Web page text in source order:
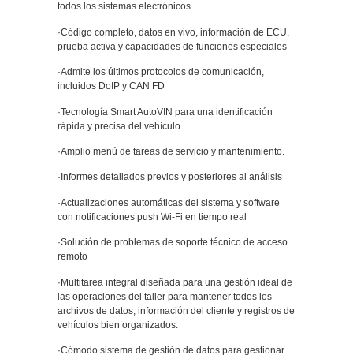
todos los sistemas electrónicos
·Código completo, datos en vivo, información de ECU,
prueba activa y capacidades de funciones especiales
·Admite los últimos protocolos de comunicación,
incluidos DoIP y CAN FD
·Tecnología Smart AutoVIN para una identificación
rápida y precisa del vehículo
·Amplio menú de tareas de servicio y mantenimiento.
·Informes detallados previos y posteriores al análisis
·Actualizaciones automáticas del sistema y software
con notificaciones push Wi-Fi en tiempo real
·Solución de problemas de soporte técnico de acceso
remoto
·Multitarea integral diseñada para una gestión ideal de
las operaciones del taller para mantener todos los
archivos de datos, información del cliente y registros de
vehículos bien organizados.
·Cómodo sistema de gestión de datos para gestionar